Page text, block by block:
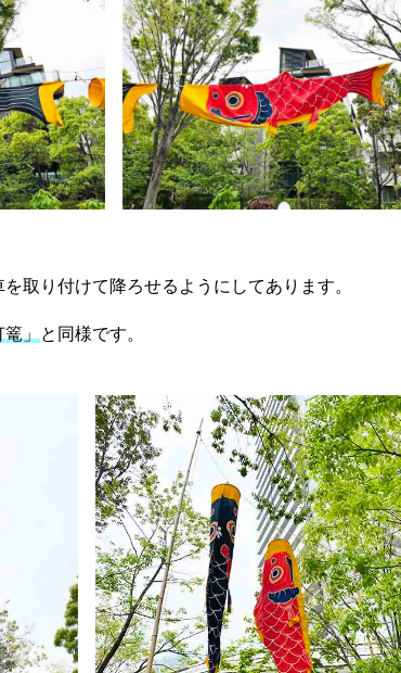
ら
取り付けて降ろせるようにしてあります。
」 と同様です。